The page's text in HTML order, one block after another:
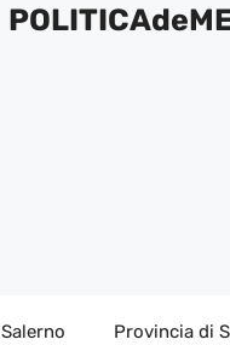
Salerno Provincia di